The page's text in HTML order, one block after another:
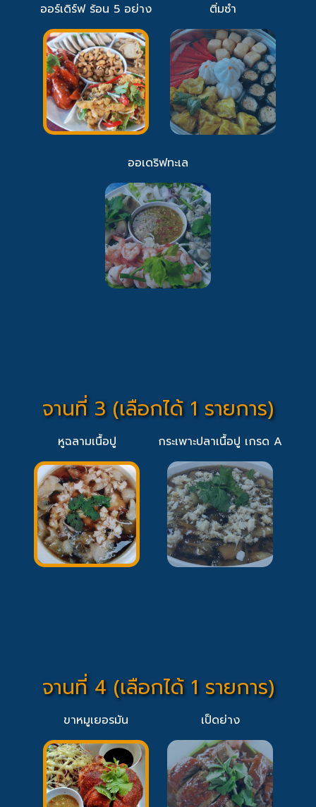
ออร์เดิร์ฟ ร้อน 5 อย่าง ติ่มซำ
ออเดริฟทะเล
จานที่ 3 (เลือกได้ 1 รายการ)
หูฉลามเนื้อปู กระเพาะปลาเนื้อปู เกรด A
จานที่ 4 (เลือกได้ 1 รายการ)
ขาหมูเยอรมัน เป็ดย่าง